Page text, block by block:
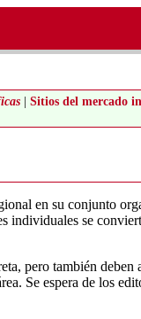
|Sitios del mercado
en su conjunto
individuales se
pero también
Se espera de los